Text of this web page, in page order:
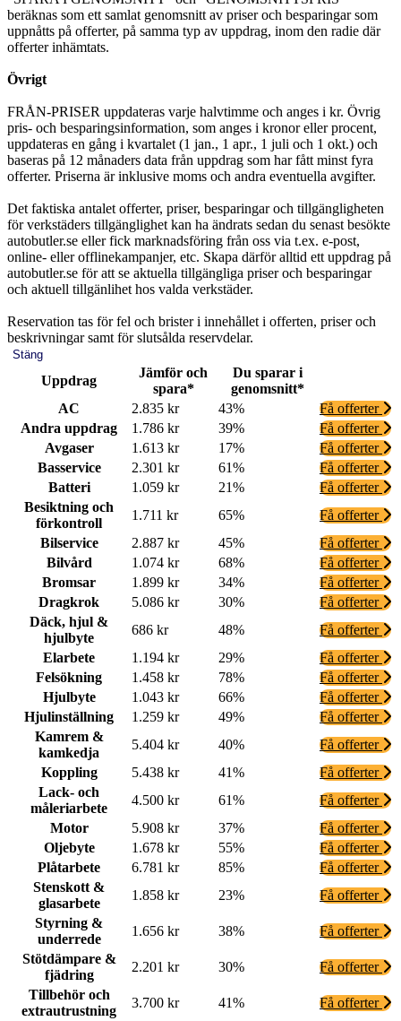
beräknas som ett samlat genomsnitt av priser och besparingar som
uppnåtts på offerter, på samma typ av uppdrag, inom den radie där
offerter inhämtats.
Övrigt
FRÅN-PRISER uppdateras varje halvtimme och anges i kr. Övrig
pris- och besparingsinformation, som anges i kronor eller procent,
uppdateras en gång i kvartalet (1 jan., 1 apr., 1 juli och 1 okt.) och
baseras på 12 månaders data från uppdrag som har fått minst fyra
offerter. Priserna är inklusive moms och andra eventuella avgifter.
Det faktiska antalet offerter, priser, besparingar och tillgängligheten
för verkstäders tillgänglighet kan ha ändrats sedan du senast besökte
autobutler.se eller fick marknadsföring från oss via t.ex. e-post,
online- eller offlinekampanjer, etc. Skapa därför alltid ett uppdrag på
autobutler.se för att se aktuella tillgängliga priser och besparingar
och aktuell tillgänlihet hos valda verkstäder.
Reservation tas för fel och brister i innehållet i offerten, priser och
beskrivningar samt för slutsålda reservdelar.
Stäng
Uppdrag
Jämför och
spara*
Du sparar i
genomsnitt*
AC
2.835 kr 43%
Få offerter
Andra uppdrag
1.786 kr 39%
Få offerter
Avgaser
1.613 kr 17%
Få offerter
Basservice
2.301 kr 61%
Få offerter
Batteri
1.059 kr 21%
Få offerter
Besiktning och
förkontroll
1.711 kr 65%
Få offerter
Bilservice
2.887 kr 45%
Få offerter
Bilvård
1.074 kr 68%
Få offerter
Bromsar
1.899 kr 34%
Få offerter
Dragkrok
5.086 kr 30%
Få offerter
Däck, hjul &
hjulbyte
686 kr 48%
Få offerter
Elarbete
1.194 kr 29%
Få offerter
Felsökning
1.458 kr 78%
Få offerter
Hjulbyte
1.043 kr 66%
Få offerter
Hjulinställning
1.259 kr 49%
Få offerter
Kamrem &
kamkedja
5.404 kr 40%
Få offerter
Koppling
5.438 kr 41%
Få offerter
Lack- och
måleriarbete
4.500 kr 61%
Få offerter
Motor
5.908 kr 37%
Få offerter
Oljebyte
1.678 kr 55%
Få offerter
Plåtarbete
6.781 kr 85%
Få offerter
Stenskott &
glasarbete
1.858 kr 23%
Få offerter
Styrning &
underrede
1.656 kr 38%
Få offerter
Stötdämpare &
fjädring
2.201 kr 30%
Få offerter
Tillbehör och
extrautrustning
3.700 kr 41%
Få offerter